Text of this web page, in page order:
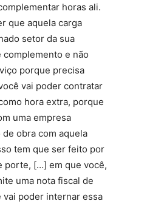
horas ali.
que aquela carga
setor da sua
e não
porque precisa
vai poder contratar
hora extra, porque
uma empresa
obra com aquela
tem que ser feito por
porte, […] em que você,
uma nota fiscal de
poder internar essa